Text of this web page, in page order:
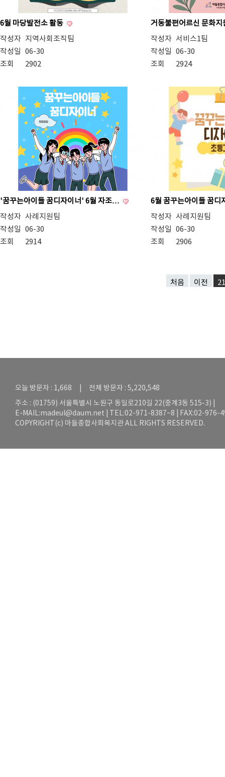
6월 마당발전소 활동
작성자 지역사회조직팀
작성일 06-30
조회
2902
거동불편어르신 문화
작성자 서비스1팀
작성일 06-30
조회
2924
'꿈꾸는아이들 꿈디자이너' 6월 자조…
작성자 사례지원팀
작성일 06-30
조회
2914
6월 꿈꾸는아이들 꿈
작성자 사례지원팀
작성일 06-30
조회
2906
처음 이전 21
오늘 방문자 : 1,668 | 전체 방문자 : 5,220,548
주소 : (01759) 서울특별시 노원구 동일로210길 22(중계3동 515-3) |
E-MAIL:madeul@daum.net | TEL:02-971-8387~8 | FAX:02-976-
COPYRIGHT(c) 마들종합사회복지관 ALL RIGHTS RESERVED.